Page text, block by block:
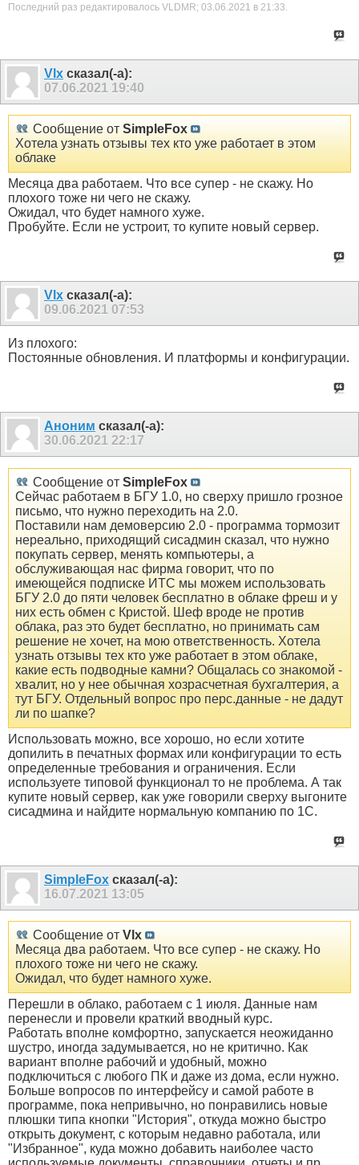
Последний раз редактировалось VLDMR; 03.06.2021 в 21:33.
Vlx сказал(-а):
07.06.2021 19:40
Сообщение от SimpleFox
Хотела узнать отзывы тех кто уже работает в этом
облаке
Месяца два работаем. Что все супер - не скажу. Но
плохого тоже ни чего не скажу.
Ожидал, что будет намного хуже.
Пробуйте. Если не устроит, то купите новый сервер.
Vlx сказал(-а):
09.06.2021 07:53
Из плохого:
Постоянные обновления. И платформы и конфигурации.
Аноним сказал(-а):
30.06.2021 22:17
Сообщение от SimpleFox
Сейчас работаем в БГУ 1.0, но сверху пришло грозное
письмо, что нужно переходить на 2.0.
Поставили нам демоверсию 2.0 - программа тормозит
нереально, приходящий сисадмин сказал, что нужно
покупать сервер, менять компьютеры, а
обслуживающая нас фирма говорит, что по
имеющейся подписке ИТС мы можем использовать
БГУ 2.0 до пяти человек бесплатно в облаке фреш и у
них есть обмен с Кристой. Шеф вроде не против
облака, раз это будет бесплатно, но принимать сам
решение не хочет, на мою ответственность. Хотела
узнать отзывы тех кто уже работает в этом облаке,
какие есть подводные камни? Общалась со знакомой -
хвалит, но у нее обычная хозрасчетная бухгалтерия, а
тут БГУ. Отдельный вопрос про перс.данные - не дадут
ли по шапке?
Использовать можно, все хорошо, но если хотите
допилить в печатных формах или конфигурации то есть
определенные требования и ограничения. Если
используете типовой функционал то не проблема. А так
купите новый сервер, как уже говорили сверху выгоните
сисадмина и найдите нормальную компанию по 1С.
SimpleFox сказал(-а):
16.07.2021 13:05
Сообщение от Vlx
Месяца два работаем. Что все супер - не скажу. Но
плохого тоже ни чего не скажу.
Ожидал, что будет намного хуже.
Перешли в облако, работаем с 1 июля. Данные нам
перенесли и провели краткий вводный курс.
Работать вполне комфортно, запускается неожиданно
шустро, иногда задумывается, но не критично. Как
вариант вполне рабочий и удобный, можно
подключиться с любого ПК и даже из дома, если нужно.
Больше вопросов по интерфейсу и самой работе в
программе, пока непривычно, но понравились новые
плюшки типа кнопки "История", откуда можно быстро
открыть документ, с которым недавно работала, или
"Избранное", куда можно добавить наиболее часто